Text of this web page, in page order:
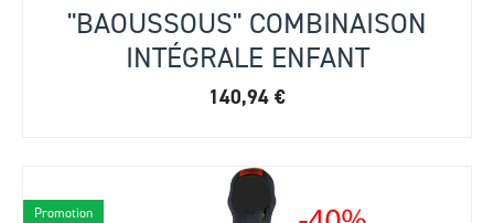
"BAOUSSOUS" COMBINAISON
INTÉGRALE ENFANT
140,94 €
Promotion